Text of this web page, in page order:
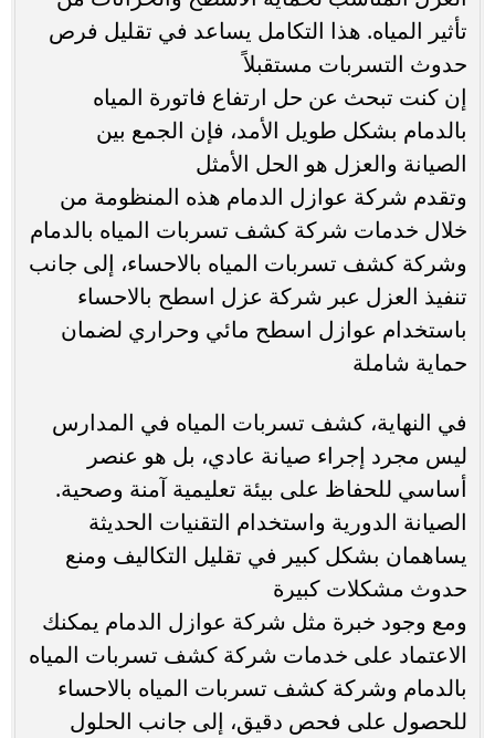
تأثير المياه. هذا التكامل يساعد في تقليل فرص
حدوث التسربات مستقبلاً
إن كنت تبحث عن حل ارتفاع فاتورة المياه
بالدمام بشكل طويل الأمد، فإن الجمع بين
الصيانة والعزل هو الحل الأمثل
وتقدم شركة عوازل الدمام هذه المنظومة من
خلال خدمات شركة كشف تسربات المياه بالدمام
وشركة كشف تسربات المياه بالاحساء، إلى جانب
تنفيذ العزل عبر شركة عزل اسطح بالاحساء
باستخدام عوازل اسطح مائي وحراري لضمان
حماية شاملة
في النهاية، كشف تسربات المياه في المدارس
ليس مجرد إجراء صيانة عادي، بل هو عنصر
أساسي للحفاظ على بيئة تعليمية آمنة وصحية.
الصيانة الدورية واستخدام التقنيات الحديثة
يساهمان بشكل كبير في تقليل التكاليف ومنع
حدوث مشكلات كبيرة
ومع وجود خبرة مثل شركة عوازل الدمام يمكنك
الاعتماد على خدمات شركة كشف تسربات المياه
بالدمام وشركة كشف تسربات المياه بالاحساء
للحصول على فحص دقيق، إلى جانب الحلول